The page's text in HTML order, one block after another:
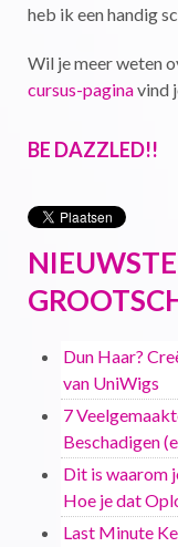
heb ik een handig
Wil je meer weten
cursus-paginavind
BE DAZZLED!!
Dun Haar?
van UniWigs
7
Beschadigen
Dit is waarom
Hoe je dat
Last Minute